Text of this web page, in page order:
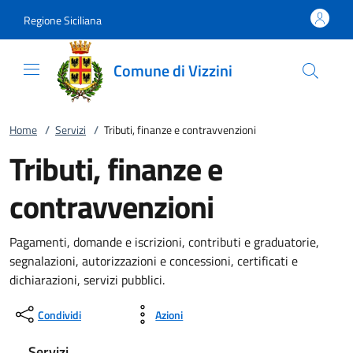
Regione Siciliana
Comune di Vizzini
Home / Servizi / Tributi, finanze e contravvenzioni
Tributi, finanze e
contravvenzioni
Pagamenti, domande e iscrizioni, contributi e graduatorie,
segnalazioni, autorizzazioni e concessioni, certificati e
dichiarazioni, servizi pubblici.
Condividi Azioni